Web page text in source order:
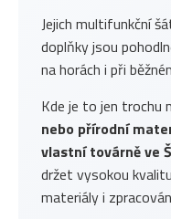
Jejich multifunkční
doplňky jsou
na horách i při
Kde je to jen trochu
nebo přírodní
vlastní továrně ve
držet vysokou
materiály i